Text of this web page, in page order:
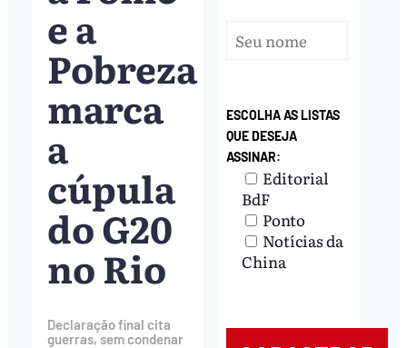
e a
Pobreza
marca
a
cúpula
do G20
no Rio
Declaração final cita
guerras, sem condenar
ESCOLHA AS LISTAS
QUE DESEJA
ASSINAR:
Editorial
BdF
Ponto
Notícias da
China